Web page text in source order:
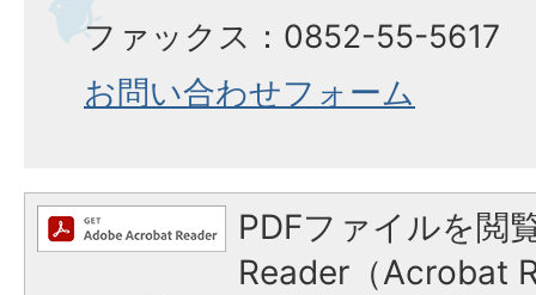
ファックス：0852-55-5617
お問い合わせフォーム
PDFファイルを閲
Reader（Acrobat